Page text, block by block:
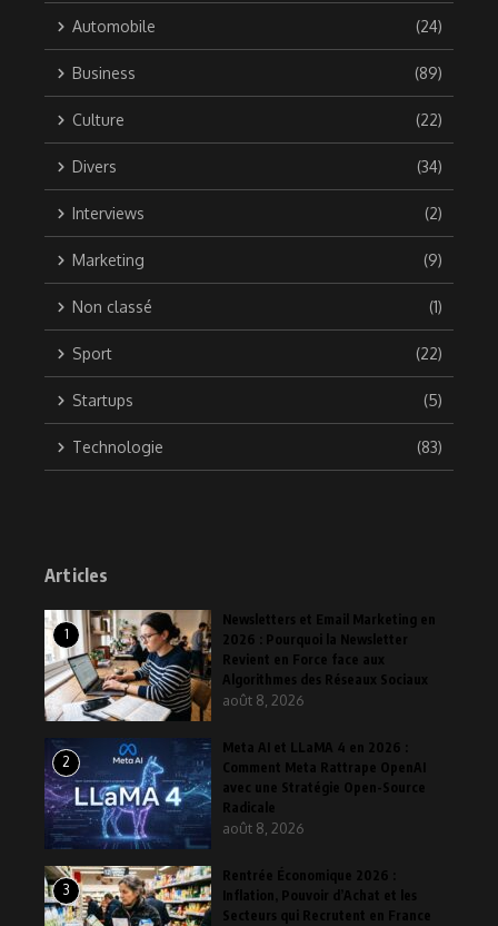
Automobile (24)
Business (89)
Culture (22)
Divers (34)
Interviews (2)
Marketing (9)
Non classé (1)
Sport (22)
Startups (5)
Technologie (83)
Articles
1
Newsletters et Email Marketing en
2026 : Pourquoi la Newsletter
Revient en Force face aux
Algorithmes des Réseaux Sociaux
août 8, 2026
2
Meta AI et LLaMA 4 en 2026 :
Comment Meta Rattrape OpenAI
avec une Stratégie Open-Source
Radicale
août 8, 2026
3
Rentrée Économique 2026 :
Inflation, Pouvoir d’Achat et les
Secteurs qui Recrutent en France